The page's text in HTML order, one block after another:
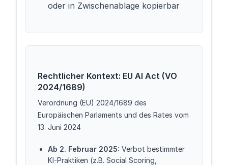
oder in Zwischenablage kopierbar
Rechtlicher Kontext: EU AI Act (VO
2024/1689)
Verordnung (EU) 2024/1689 des
Europäischen Parlaments und des Rates vom
13. Juni 2024
Ab 2. Februar 2025: Verbot bestimmter
KI-Praktiken (z.B. Social Scoring,